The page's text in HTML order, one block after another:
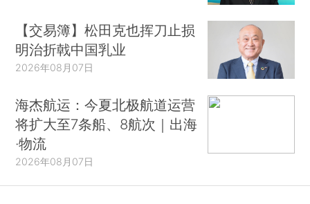
【交易簿】松田克也挥刀止损
明治折戟中国乳业
2026年08月07日
海杰航运：今夏北极航道运营
将扩大至7条船、8航次｜出海
·物流
2026年08月07日